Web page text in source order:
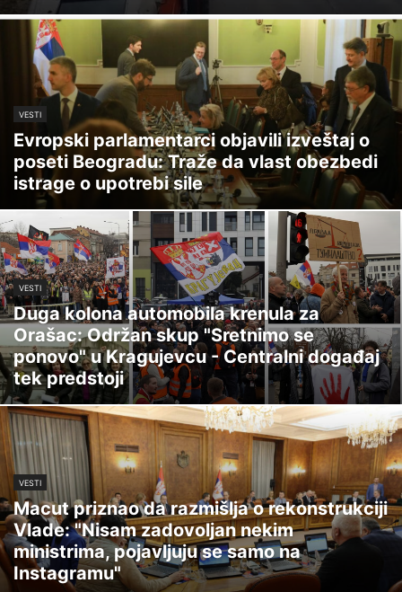
VESTI
Evropski parlamentarci objavili izveštaj o
poseti Beogradu: Traže da vlast obezbedi
istrage o upotrebi sile
VESTI
Duga kolona automobila krenula za
Orašac: Održan skup "Sretnimo se
ponovo" u Kragujevcu - Centralni događaj
tek predstoji
VESTI
Macut priznao da razmišlja o rekonstrukciji
Vlade: "Nisam zadovoljan nekim
ministrima, pojavljuju se samo na
Instagramu"